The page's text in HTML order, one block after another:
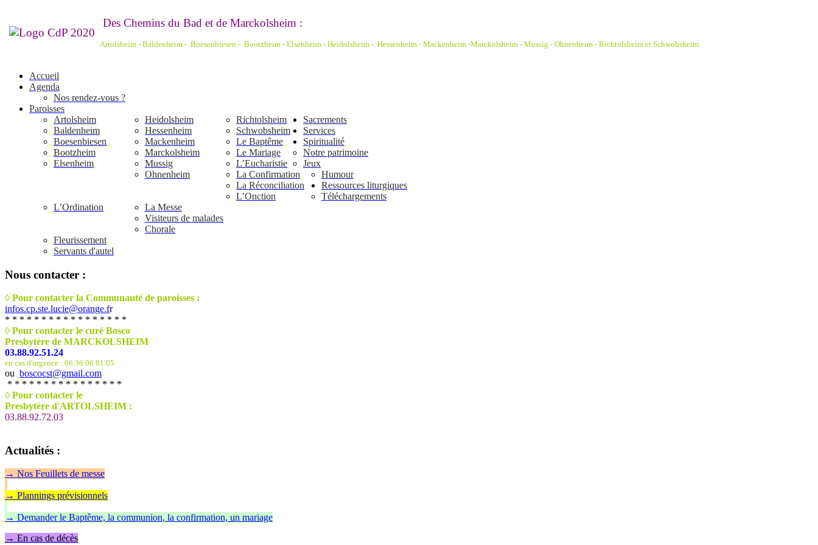
Des Chemins du Bad et de Marckolsheim :
Artolsheim - Baldenheim - Boesenbiesen - Bootzheim - Elsenheim - Heidolsheim - Hessenheim - Mackenheim -Marckolsheim - Mussig - Ohnenheim - Richtolsheim et Schwobsheim.
Accueil
Agenda
Nos rendez-vous ?
Paroisses
Artolsheim
Baldenheim
Boesenbiesen
Bootzheim
Elsenheim
Heidolsheim
Hessenheim
Mackenheim
Marckolsheim
Mussig
Ohnenheim
Richtolsheim
Schwobsheim
Sacrements
Le Baptême
Le Mariage
L’Eucharistie
La Confirmation
La Réconciliation
L’Onction
L’Ordination
Services
La Messe
Visiteurs de malades
Chorale
Fleurissement
Servants d'autel
Spiritualité
Notre patrimoine
Jeux
Humour
Ressources liturgiques
Téléchargements
Nous contacter :
◊ Pour contacter la Communauté de paroisses :
infos.cp.ste.lucie@orange.fr
* * * * * * * * * * * * * * * * *
◊ Pour contacter le curé Bosco
Presbytère de MARCKOLSHEIM
03.88.92.51.24
en cas d'urgence : 06.36.06.81.05
ou boscocst@gmail.com
* * * * * * * * * * * * * * * *
◊ Pour contacter le
Presbytère d'ARTOLSHEIM :
03.88.92.72.03
Actualités :
→ Nos Feuillets de messe
→ Plannings prévisionnels
→ Demander le Baptême, la communion, la confirmation, un mariage
→ En cas de décès